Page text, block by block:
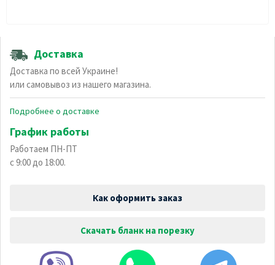
Доставка
Доставка по всей Украине!
или самовывоз из нашего магазина.
Подробнее о доставке
График работы
Работаем ПН-ПТ
с 9:00 до 18:00.
Как оформить заказ
Скачать бланк на порезку